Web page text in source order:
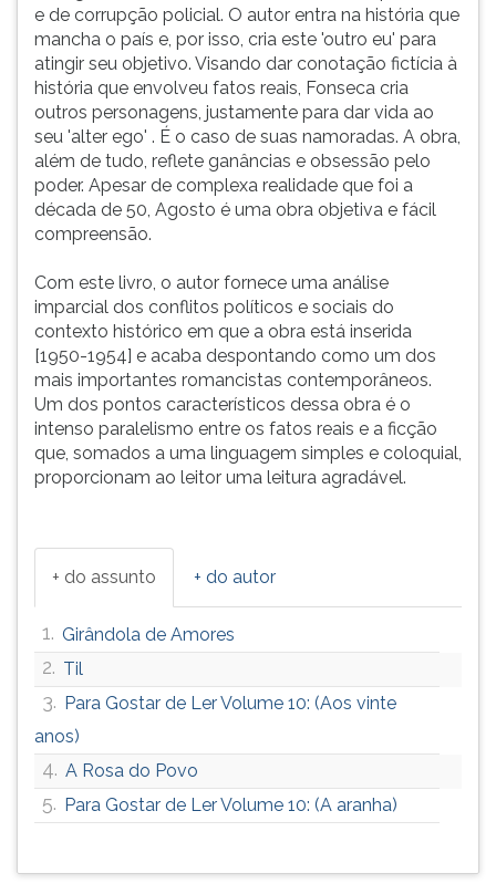
e de corrupção policial. O autor entra na história que
mancha o país e, por isso, cria este 'outro eu' para
atingir seu objetivo. Visando dar conotação fictícia à
história que envolveu fatos reais, Fonseca cria
outros personagens, justamente para dar vida ao
seu 'alter ego' . É o caso de suas namoradas. A obra,
além de tudo, reflete ganâncias e obsessão pelo
poder. Apesar de complexa realidade que foi a
década de 50, Agosto é uma obra objetiva e fácil
compreensão.
Com este livro, o autor fornece uma análise
imparcial dos conflitos políticos e sociais do
contexto histórico em que a obra está inserida
[1950-1954] e acaba despontando como um dos
mais importantes romancistas contemporâneos.
Um dos pontos característicos dessa obra é o
intenso paralelismo entre os fatos reais e a ficção
que, somados a uma linguagem simples e coloquial,
proporcionam ao leitor uma leitura agradável.
+ do assunto + do autor
1. Girândola de Amores
2. Til
3. Para Gostar de Ler Volume 10: (Aos vinte
anos)
4. A Rosa do Povo
5. Para Gostar de Ler Volume 10: (A aranha)